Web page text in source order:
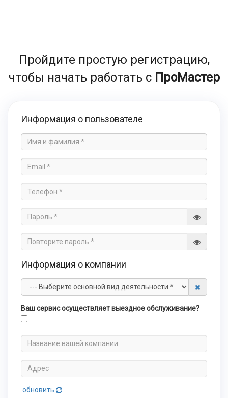
Пройдите простую регистрацию,
чтобы начать работать с ПроМастер
Информация о пользователе
Информация о компании
Ваш сервис осуществляет выездное обслуживание?
обновить